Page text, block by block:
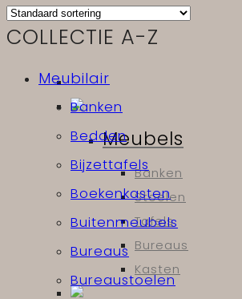
Meubels & licht
Meubels
Banken
Stoelen
Tafels
Bureaus
Kasten
COLLECTIE A-Z
Meubilair
Banken
Bedden
Bijzettafels
Boekenkasten
Buitenmeubels
Bureaus
Bureaustoelen